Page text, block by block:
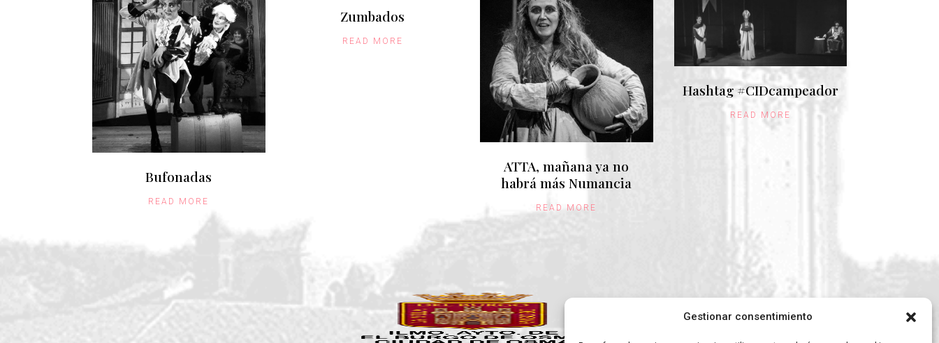
Gestionar consentimiento
Bufonadas
READ MORE
Zumbados
READ MORE
ATTA, mañana ya no
habrá más Numancia
READ MORE
Hashtag #CIDcampeador
READ MORE